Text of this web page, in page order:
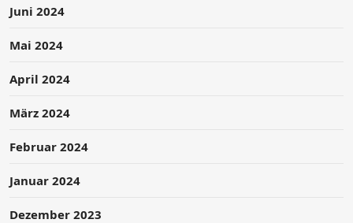
Juni 2024
Mai 2024
April 2024
März 2024
Februar 2024
Januar 2024
Dezember 2023